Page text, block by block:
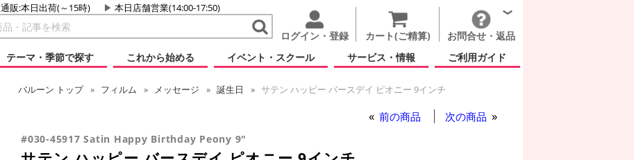
通販:本日出荷(～15時) 本日店舗営業(14:00-17:50)
ログイン・登録 カート(ご精算)
お問合せ・返品
テーマ・季節で探す
これから始める イベント・スクール サービス・情報 ご利用ガイド
バルーン トップ フィルム メッセージ 誕生日 サテン ハッピー バースデイ ピオニー 9インチ
前の商品 次の商品
#030-45917 Satin Happy Birthday Peony 9"